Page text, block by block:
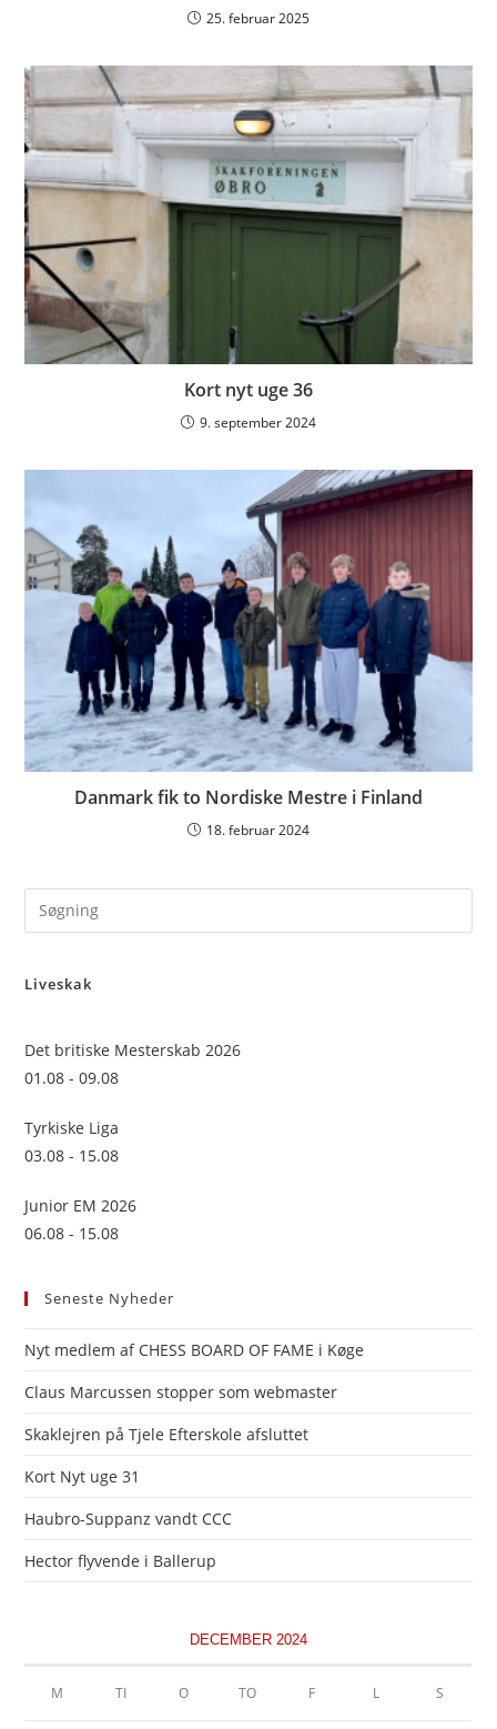
25. februar 2025
Kort nyt uge 36
9. september 2024
Danmark fik to Nordiske Mestre i Finland
18. februar 2024
Liveskak
Det britiske Mesterskab 2026
01.08 - 09.08
Tyrkiske Liga
03.08 - 15.08
Junior EM 2026
06.08 - 15.08
Seneste Nyheder
Nyt medlem af CHESS BOARD OF FAME i Køge
Claus Marcussen stopper som webmaster
Skaklejren på Tjele Efterskole afsluttet
Kort Nyt uge 31
Haubro-Suppanz vandt CCC
Hector flyvende i Ballerup
DECEMBER 2024
M TI O TO F L S